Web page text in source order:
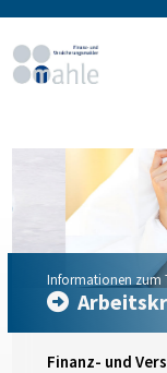
Informationen zum
Finanz- und